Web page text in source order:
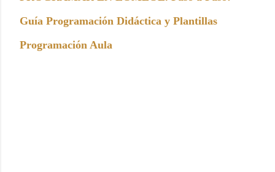
Guía Programación Didáctica y Plantillas
Programación Aula